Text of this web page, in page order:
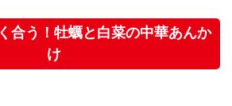
合う！牡蠣と白菜の中華あんか
け